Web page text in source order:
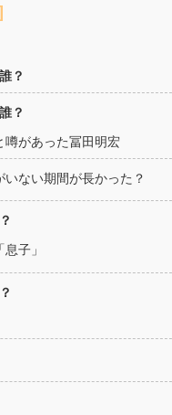
？
？
噂があった冨田明宏
いない期間が長かった？
子」